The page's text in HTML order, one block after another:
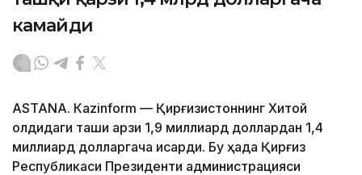
камайди
ASTANА. Кazinform — Қирғизистоннинг Хитой
олдидаги ташқи қарзи 1,9 миллиард доллардан 1,4
миллиард долларгача қисқарди. Бу ҳақда Қирғиз
Республикаси Президенти администрацияси